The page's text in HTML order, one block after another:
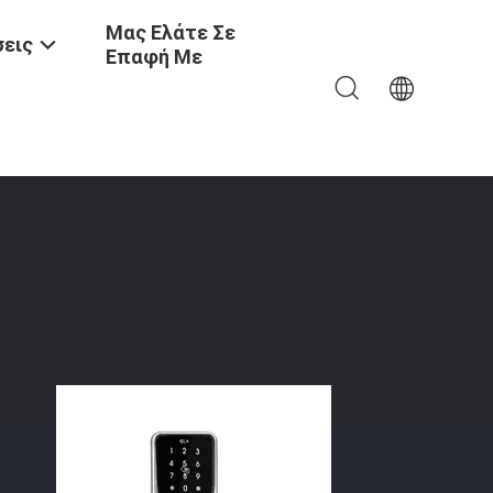
Μας Ελάτε Σε
Επαφή Με